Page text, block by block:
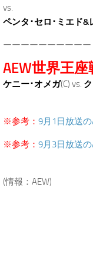
vs.
ペンタ･セロ･ミエド&
ーーーーーーーーーー
AEW世界王座
ケニー･オメガ(C) vs.
※参考： 9月1日放送
※参考： 9月3日放送
(情報：AEW)